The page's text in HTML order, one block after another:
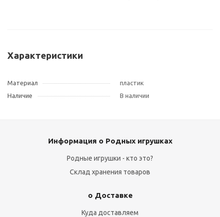
Характеристики
Материал
пластик
Наличие
В наличии
Информация о Родных игрушках
Родные игрушки - кто это?
Склад хранения товаров
о Доставке
Куда доставляем